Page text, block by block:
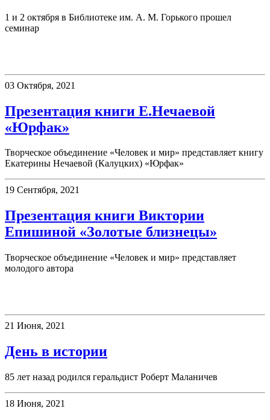
1 и 2 октября в Библиотеке им. А. М. Горького прошел
семинар
03 Октября, 2021
Презентация книги Е.Нечаевой
«Юрфак»
Творческое объединение «Человек и мир» представляет книгу
Екатерины Нечаевой (Калуцких) «Юрфак»
19 Сентября, 2021
Презентация книги Виктории
Епишиной «Золотые близнецы»
Творческое объединение «Человек и мир» представляет
молодого автора
21 Июня, 2021
День в истории
85 лет назад родился геральдист Роберт Маланичев
18 Июня, 2021